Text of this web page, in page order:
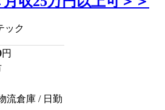
ック
円
流倉庫 / 日勤